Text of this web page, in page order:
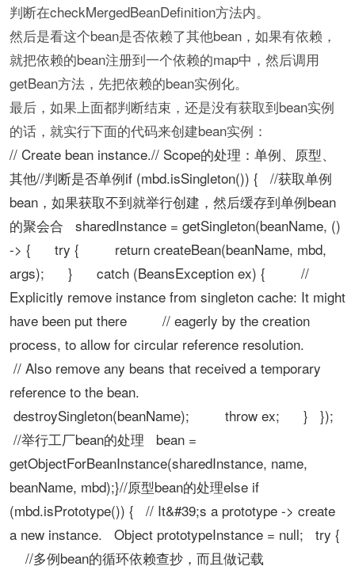
判断在checkMergedBeanDefinition方法内。
然后是看这个bean是否依赖了其他bean，如果有依赖，
就把依赖的bean注册到一个依赖的map中，然后调用
getBean方法，先把依赖的bean实例化。
最后，如果上面都判断结束，还是没有获取到bean实例
的话，就实行下面的代码来创建bean实例：
// Create bean instance.// Scope的处理：单例、原型、
其他//判断是否单例if (mbd.isSingleton()) { //获取单例
bean，如果获取不到就举行创建，然后缓存到单例bean
的聚会合 sharedInstance = getSingleton(beanName, ()
-> { try { return createBean(beanName, mbd,
args); } catch (BeansException ex) { //
Explicitly remove instance from singleton cache: It might
have been put there // eagerly by the creation
process, to allow for circular reference resolution.
// Also remove any beans that received a temporary
reference to the bean.
destroySingleton(beanName); throw ex; } });
//举行工厂bean的处理 bean =
getObjectForBeanInstance(sharedInstance, name,
beanName, mbd);}//原型bean的处理else if
(mbd.isPrototype()) { // It&#39;s a prototype -> create
a new instance. Object prototypeInstance = null; try {
//多例bean的循环依赖查抄，而且做记载